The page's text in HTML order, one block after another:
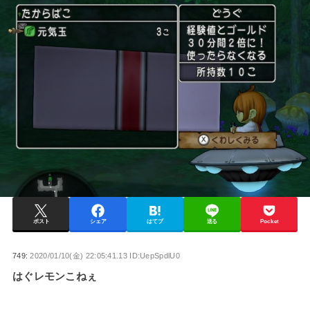
ポスト シェア はてブ 送る Pocket
749:2020/01/10(金) 22:05:41.13 ID:UepSpdlU0
はぐレモンこねぇ